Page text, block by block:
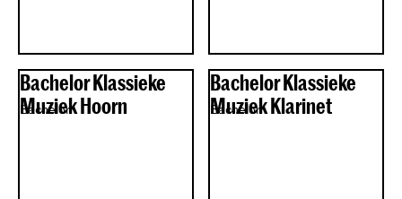
Bachelor Klassieke
Muziek Hoorn
Bachelor
Bachelor Klassieke
Muziek Klarinet
Bachelor